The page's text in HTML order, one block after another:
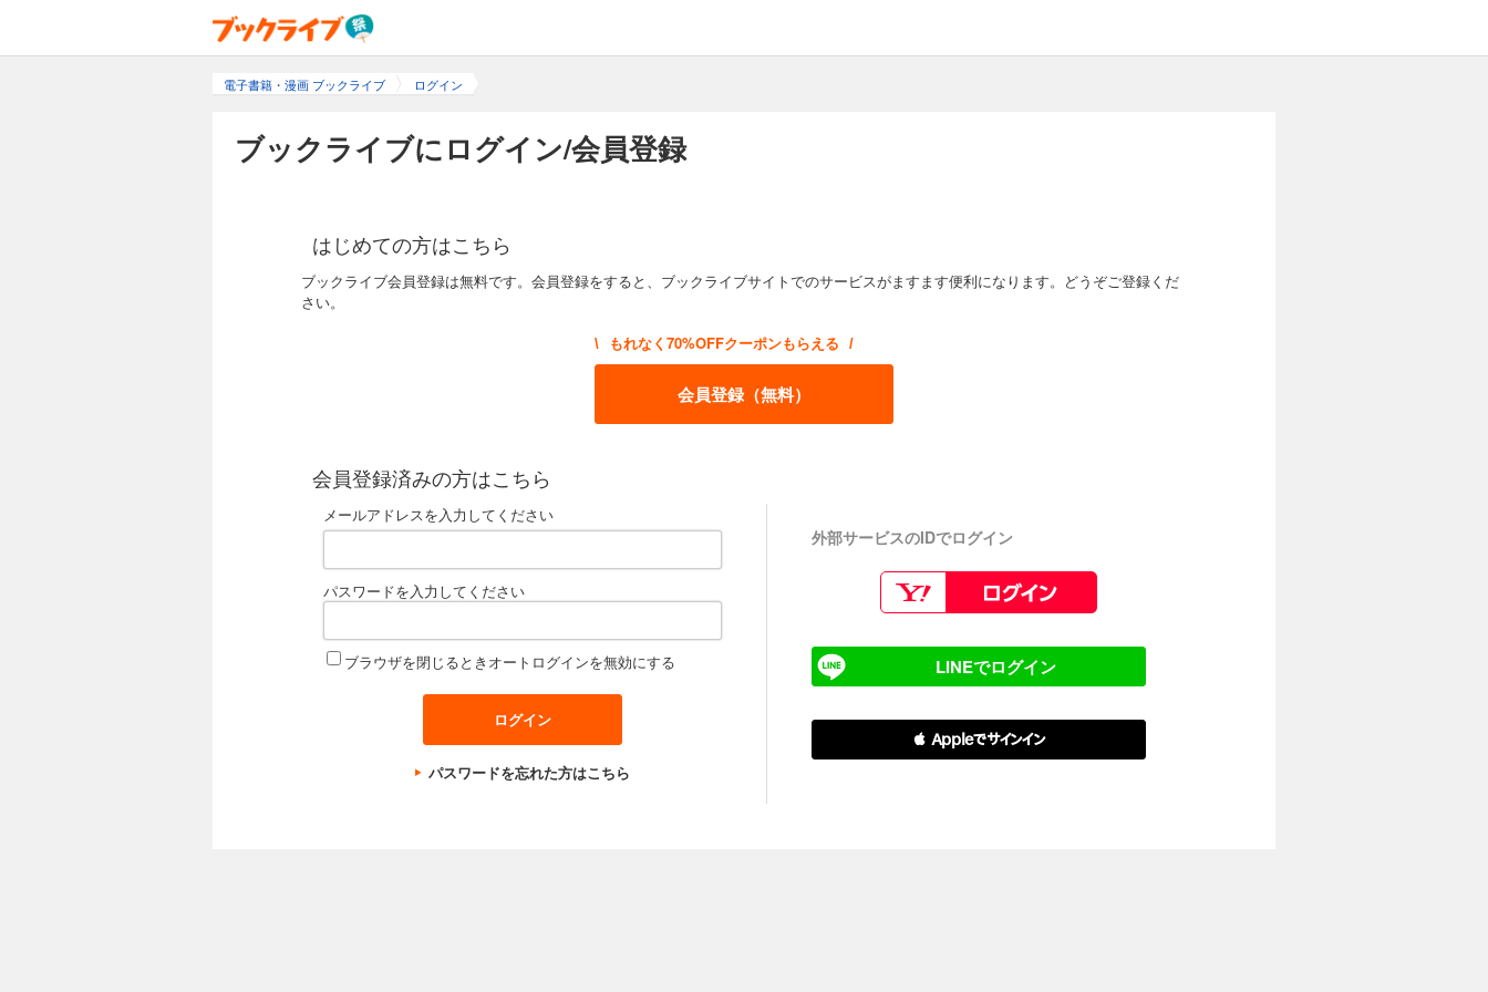
電子書籍・漫画 ブックライブ ログイン
ブックライブにログイン/会員登録
はじめての方はこちら
ブックライブ会員登録は無料です。会員登録をすると、ブックライブサイトでのサービスがますます便利になります。どうぞご登録くだ
さい。
\ もれなく70%OFFクーポンもらえる /
会員登録（無料）
会員登録済みの方はこちら
メールアドレスを入力してください
パスワードを入力してください
ブラウザを閉じるときオートログインを無効にする
パスワードを忘れた方はこちら
外部サービスのIDでログイン
LINEでログイン
 Appleでサインイン